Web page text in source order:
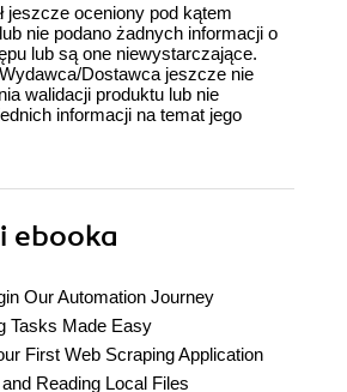
jeszcze oceniony pod kątem
nie podano żadnych informacji o
lub są one niewystarczające.
Dostawca jeszcze nie
walidacji produktu lub nie
informacji na temat jego
ebooka
Our Automation Journey
Tasks Made Easy
First Web Scraping Application
Reading Local Files